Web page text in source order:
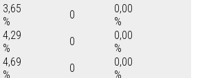
3,65
%
0
0,00
%
4,29
%
0
0,00
%
4,69
%
0
0,00
%